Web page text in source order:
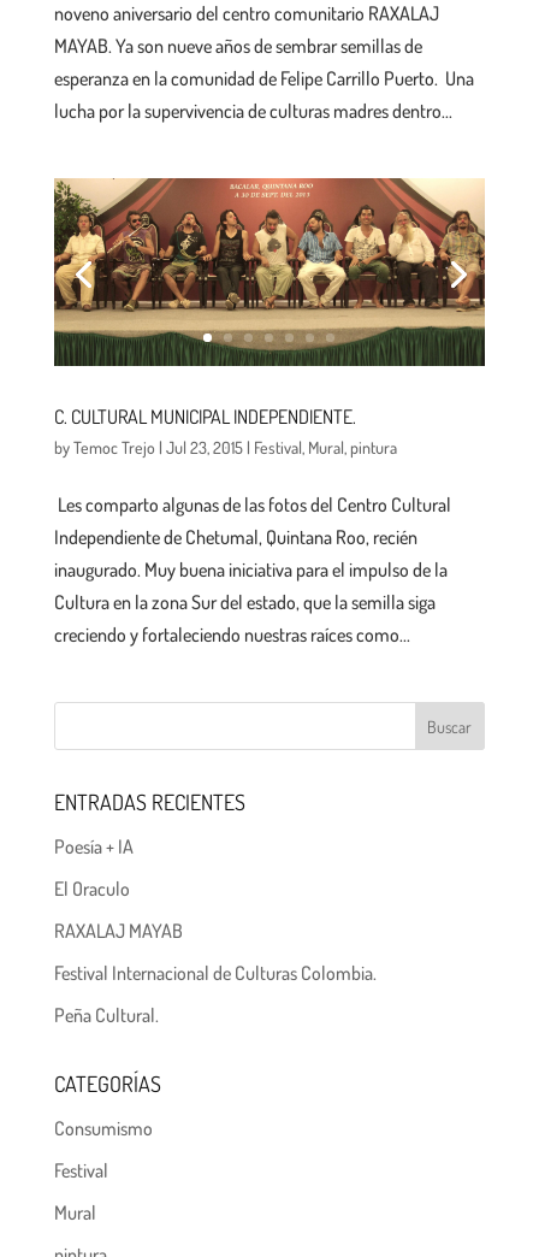
noveno aniversario del centro comunitario RAXALAJ
MAYAB. Ya son nueve años de sembrar semillas de
esperanza en la comunidad de Felipe Carrillo Puerto. Una
lucha por la supervivencia de culturas madres dentro...
C. CULTURAL MUNICIPAL INDEPENDIENTE.
byTemoc Trejo | Jul 23, 2015| Festival, Mural,pintura
Les comparto algunas de las fotos del Centro Cultural
Independiente de Chetumal, Quintana Roo, recién
inaugurado. Muy buena iniciativa para el impulso de la
Cultura en la zona Sur del estado, que la semilla siga
creciendo y fortaleciendo nuestras raíces como...
ENTRADAS RECIENTES
Poesía + IA
El Oraculo
RAXALAJ MAYAB
Festival Internacional de Culturas Colombia.
Peña Cultural.
CATEGORÍAS
Consumismo
Festival
Mural